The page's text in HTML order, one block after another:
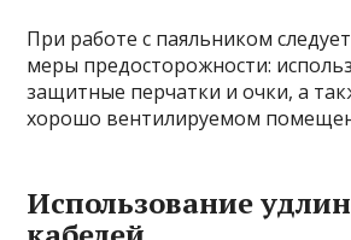
При работе с паяльником
меры предосторожности:
защитные перчатки и очки, а
хорошо вентилируемом
Использование